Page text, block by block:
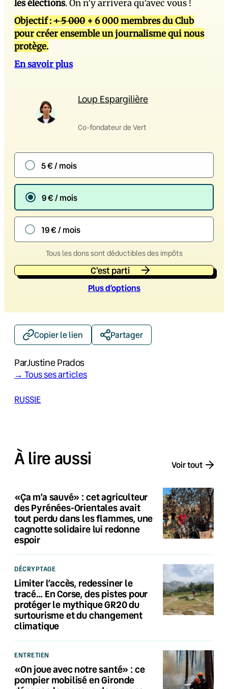
les élections. On n’y arrivera qu’avec vous !
Objectif :+ 5 000 + 6 000 membres du Club
pour créer ensemble un journalisme qui nous
protège.
En savoir plus
Loup Espargilière
Co-fondateur de Vert
5 € / mois
9 € / mois
19 € / mois
Tous les dons sont déductibles des impôts
C'est parti
Plus d’options
Copier le lien Partager
ParJustine Prados
→ Tous ses articles
RUSSIE
À lire aussi Voir tout
«Ça m’a sauvé» : cet agriculteur
des Pyrénées-Orientales avait
tout perdu dans les flammes, une
cagnotte solidaire lui redonne
espoir
DÉCRYPTAGE
Limiter l’accès, redessiner le
tracé… En Corse, des pistes pour
protéger le mythique GR20 du
surtourisme et du changement
climatique
ENTRETIEN
«On joue avec notre santé» : ce
pompier mobilisé en Gironde